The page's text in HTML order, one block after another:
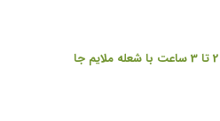
پس از جوش آمدن آب، شعله را کم کنید و درب قابلمه را ببندید. اجازه دهید خورشت به مدت 2 تا 3 ساعت با شعله ملایم جا